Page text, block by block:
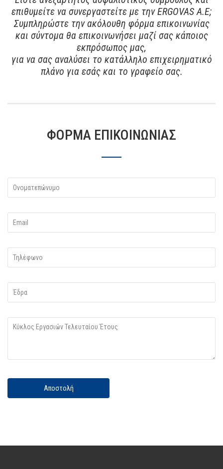
επιθυμείτε να συνεργαστείτε με την ERGOVAS A.E;
Συμπληρώστε την ακόλουθη φόρμα επικοινωνίας
και σύντομα θα επικοινωνήσει μαζί σας κάποιος
εκπρόσωπος μας,
για να σας αναλύσει το κατάλληλο επιχειρηματικό
πλάνο για εσάς και το γραφείο σας.
ΦΌΡΜΑ ΕΠΙΚΟΙΝΩΝΊΑΣ